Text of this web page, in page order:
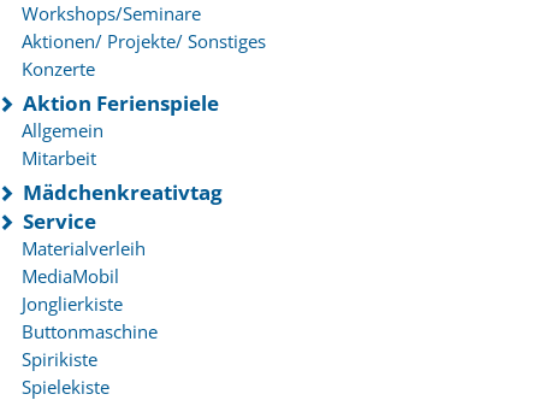
Workshops/Seminare
Aktionen/ Projekte/ Sonstiges
Konzerte
Aktion Ferienspiele
Allgemein
Mitarbeit
Mädchenkreativtag
Service
Materialverleih
MediaMobil
Jonglierkiste
Buttonmaschine
Spirikiste
Spielekiste